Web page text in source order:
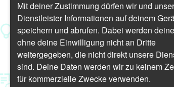
Mit deiner Zustimmung dürfen wir und
Dienstleister Informationen auf deinem
speichern und abrufen. Dabei werden
ohne deine Einwilligung nicht an Dritte
weitergegeben, die nicht direkt unsere
sind. Deine Daten werden wir zu keinem
für kommerzielle Zwecke verwenden.